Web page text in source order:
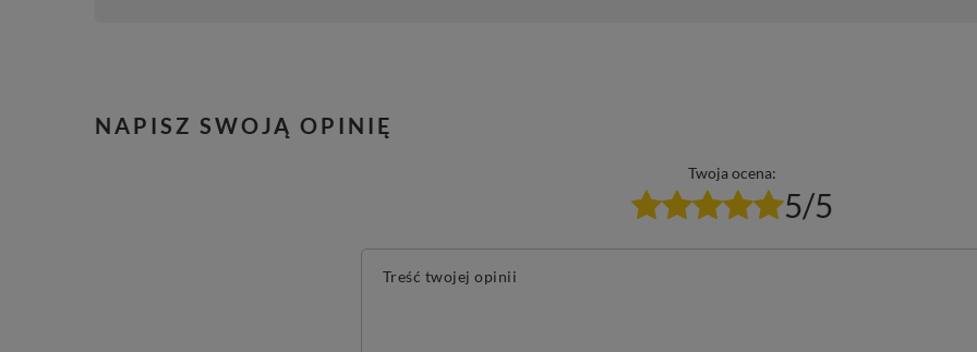
NAPISZ SWOJĄ OPINIĘ
Twoja ocena:
5/5
Treść twojej opinii